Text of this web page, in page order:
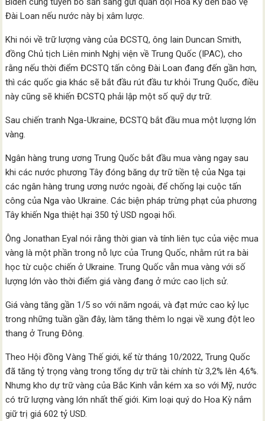
Đài Loan nếu nước này bị xâm lược.
Khi nói về trữ lượng vàng của ĐCSTQ, ông Iain Duncan Smith,
đồng Chủ tịch Liên minh Nghị viện về Trung Quốc (IPAC), cho
rằng nếu thời điểm ĐCSTQ tấn công Đài Loan đang đến gần hơn,
thì các quốc gia khác sẽ bắt đầu rút đầu tư khỏi Trung Quốc, điều
này cũng sẽ khiến ĐCSTQ phải lập một số quỹ dự trữ.
Sau chiến tranh Nga-Ukraine, ĐCSTQ bắt đầu mua một lượng lớn
vàng.
Ngân hàng trung ương Trung Quốc bắt đầu mua vàng ngay sau
khi các nước phương Tây đóng băng dự trữ tiền tệ của Nga tại
các ngân hàng trung ương nước ngoài, để chống lại cuộc tấn
công của Nga vào Ukraine. Các biện pháp trừng phạt của phương
Tây khiến Nga thiệt hại 350 tỷ USD ngoại hối.
Ông Jonathan Eyal nói rằng thời gian và tính liên tục của việc mua
vàng là một phần trong nỗ lực của Trung Quốc, nhằm rút ra bài
học từ cuộc chiến ở Ukraine. Trung Quốc vẫn mua vàng với số
lượng lớn vào thời điểm giá vàng đang ở mức cao lịch sử.
Giá vàng tăng gần 1/5 so với năm ngoái, và đạt mức cao kỷ lục
trong những tuần gần đây, làm tăng thêm lo ngại về xung đột leo
thang ở Trung Đông.
Theo Hội đồng Vàng Thế giới, kể từ tháng 10/2022, Trung Quốc
đã tăng tỷ trọng vàng trong tổng dự trữ tài chính từ 3,2% lên 4,6%.
Nhưng kho dự trữ vàng của Bắc Kinh vẫn kém xa so với Mỹ, nước
có trữ lượng vàng lớn nhất thế giới. Kim loại quý do Hoa Kỳ nắm
giữ trị giá 602 tỷ USD.